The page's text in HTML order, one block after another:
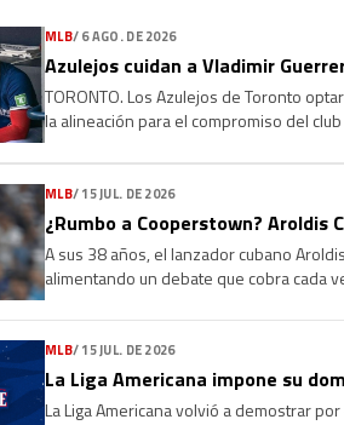
MLB/6 AGO. DE 2026
Azulejos cuidan a Vladimir
TORONTO. Los Azulejos de Toronto
la alineación para el compromiso del
MLB/15 JUL. DE 2026
¿Rumbo a Cooperstown? Aroldis
A sus 38 años, el lanzador cubano
alimentando un debate que cobra cada
MLB/15 JUL. DE 2026
La Liga Americana impone su
La Liga Americana volvió a demostrar